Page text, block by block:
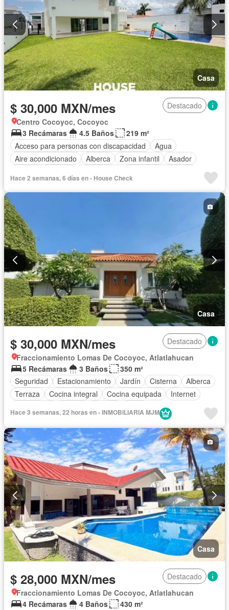
Casa
$ 30,000 MXN/mes
Destacado
Centro Cocoyoc, Cocoyoc
3 Recámaras
4.5 Baños
219 m²
Acceso para personas con discapacidad
Agua
Aire acondicionado
Alberca Zona infantil
Asador
Cisterna
Cocina equipada
Cocina integral
Recámara con closet
Permite niños
Hace 2 semanas, 6 días en - House Check
Casa
$ 30,000 MXN/mes
Destacado
Fraccionamiento Lomas De Cocoyoc, Atlatlahucan
5 Recámaras
3 Baños
350 m²
Seguridad
Estacionamiento Jardín Cisterna
Alberca
Terraza
Cocina integral Cocina equipada
Internet
Caseta de vigilancia
Wifi
Permite mascotas
Permite niños
Completamente amueblado
Hace 3 semanas, 22 horas en - INMOBILIARIA MJM
Casa
$ 28,000 MXN/mes
Destacado
Fraccionamiento Lomas De Cocoyoc, Atlatlahucan
4 Recámaras
4 Baños
430 m²